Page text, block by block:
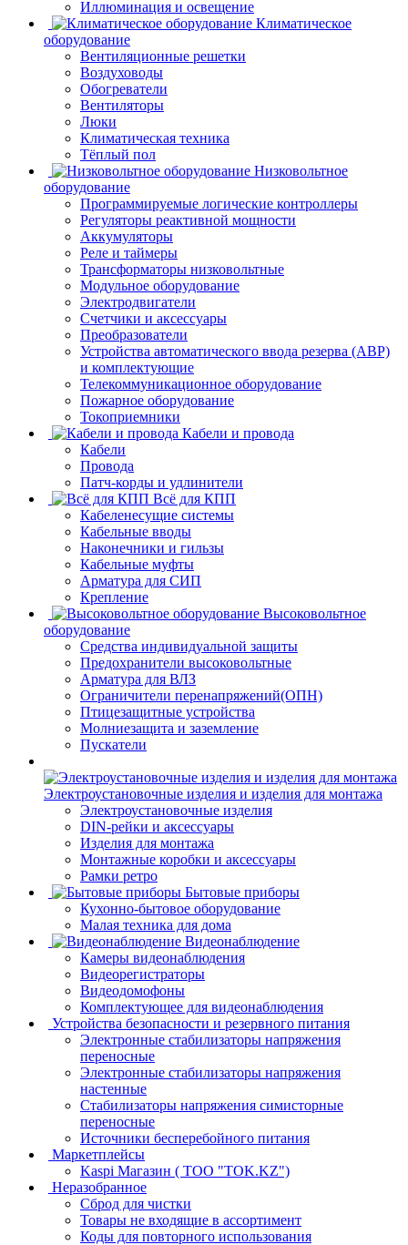
Иллюминация и освещение
Климатическое
оборудование
Вентиляционные решетки
Воздуховоды
Обогреватели
Вентиляторы
Люки
Климатическая техника
Тёплый пол
Низковольтное
оборудование
Программируемые логические контроллеры
Регуляторы реактивной мощности
Аккумуляторы
Реле и таймеры
Трансформаторы низковольтные
Модульное оборудование
Электродвигатели
Счетчики и аксессуары
Преобразователи
Устройства автоматического ввода резерва (АВР)
и комплектующие
Телекоммуникационное оборудование
Пожарное оборудование
Токоприемники
Кабели и провода
Кабели
Провода
Патч-корды и удлинители
Всё для КПП
Кабеленесущие системы
Кабельные вводы
Наконечники и гильзы
Кабельные муфты
Арматура для СИП
Крепление
Высоковольтное
оборудование
Средства индивидуальной защиты
Предохранители высоковольтные
Арматура для ВЛЗ
Ограничители перенапряжений(ОПН)
Птицезащитные устройства
Молниезащита и заземление
Пускатели
Электроустановочные изделия и изделия для монтажа
Электроустановочные изделия
DIN-рейки и аксессуары
Изделия для монтажа
Монтажные коробки и аксессуары
Рамки ретро
Бытовые приборы
Кухонно-бытовое оборудование
Малая техника для дома
Видеонаблюдение
Камеры видеонаблюдения
Видеорегистраторы
Видеодомофоны
Комплектующее для видеонаблюдения
Устройства безопасности и резервного питания
Электронные стабилизаторы напряжения
переносные
Электронные стабилизаторы напряжения
настенные
Стабилизаторы напряжения симисторные
переносные
Источники бесперебойного питания
Маркетплейсы
Kaspi Магазин ( ТОО "TOK.KZ")
Неразобранное
Сброд для чистки
Товары не входящие в ассортимент
Коды для повторного использования